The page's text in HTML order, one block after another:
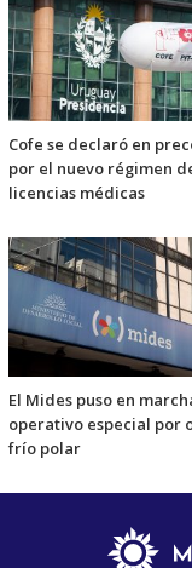
Cofe se declaró en
por el nuevo régimen
licencias médicas
El Mides puso en
operativo especial por
frío polar